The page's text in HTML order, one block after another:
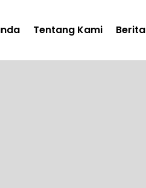
Tentang Kami Berita